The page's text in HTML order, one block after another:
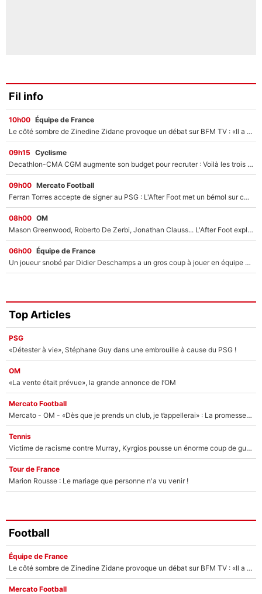
Fil info
10h00 Équipe de France
Le côté sombre de Zinedine Zidane provoque un débat sur BFM TV : «Il a pris 14 cartons rouges»
09h15 Cyclisme
Decathlon-CMA CGM augmente son budget pour recruter : Voilà les trois premiers coureurs qui font rejoindre Paul Seixas en 2027 !
09h00 Mercato Football
Ferran Torres accepte de signer au PSG : L'After Foot met un bémol sur ce transfert, le champion du monde va couter trop cher ?
08h00 OM
Mason Greenwood, Roberto De Zerbi, Jonathan Clauss... L'After Foot explique pourquoi Medhi Benatia a craqué à l'OM !
06h00 Équipe de France
Un joueur snobé par Didier Deschamps a un gros coup à jouer en équipe de France : Zinedine Zidane a trouvé son numéro 9 ?
Top Articles
PSG
«Détester à vie», Stéphane Guy dans une embrouille à cause du PSG !
OM
«La vente était prévue», la grande annonce de l’OM
Mercato Football
Mercato - OM - «Dès que je prends un club, je t’appellerai» : La promesse de Marcelino au moment de claquer la porte
Tennis
Victime de racisme contre Murray, Kyrgios pousse un énorme coup de gueule !
Tour de France
Marion Rousse : Le mariage que personne n'a vu venir !
Football
Équipe de France
Le côté sombre de Zinedine Zidane provoque un débat sur BFM TV : «Il a pris 14 cartons rouges»
Mercato Football